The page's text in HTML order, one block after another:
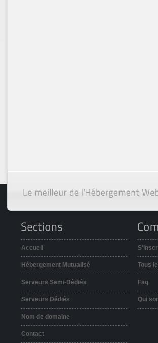
Accueil
Hébergement Mutualisé
Serveurs Semi-Dédiés
Serveurs Dédiés
Nom de domaine
Contact
Tous
Faq
Qui